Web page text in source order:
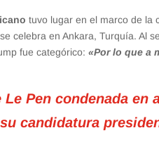
tuvo lugar en el marco de la
celebra en Ankara, Turquía. Al
fue categórico:«Por lo que a
Le Pen condenada en
candidatura